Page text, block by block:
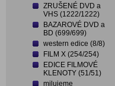
ZRUŠENÉ DVD a
VHS (1222/1222)
BAZAROVÉ DVD a
BD (699/699)
western edice (8/8)
FILM X (254/254)
EDICE FILMOVÉ
KLENOTY (51/51)
milujeme